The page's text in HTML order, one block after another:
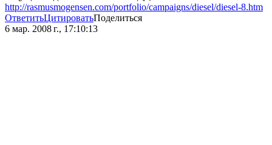
http://rasmusmogensen.com/portfolio/campaigns/diesel/diesel-8.htm
ОтветитьЦитироватьПоделиться
6 мар. 2008 г., 17:10:13